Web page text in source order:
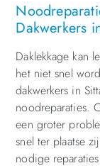
Dakwerkers
Daklekkage kan
het niet snel
dakwerkers in
noodreparaties.
een groter
snel ter plaatse
nodige